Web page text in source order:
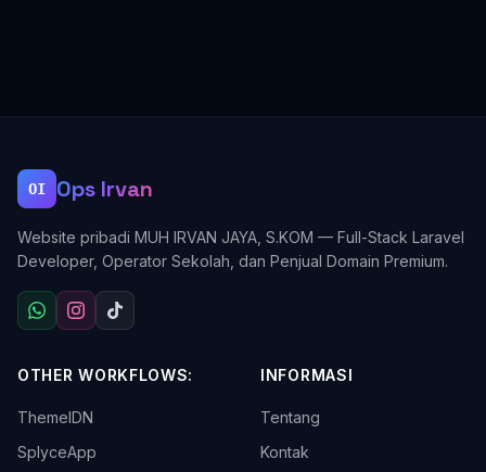
OI Ops Irvan
Website pribadi MUH IRVAN JAYA, S.KOM — Full-Stack Laravel
Developer, Operator Sekolah, dan Penjual Domain Premium.
OTHER WORKFLOWS:
ThemeIDN
SplyceApp
INFORMASI
Tentang
Kontak